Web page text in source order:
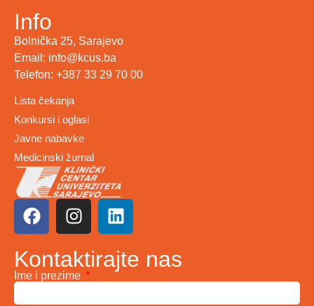
Info
Bolnička 25, Sarajevo
Email: info@kcus.ba
Telefon: +387 33 29 70 00
Lista čekanja
Konkursi i oglasi
Javne nabavke
Medicinski žurnal
Kontaktirajte nas
Ime i prezime